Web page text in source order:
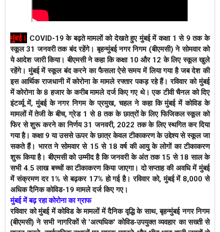
मुंबई। COVID-19 के बढ़ते मामलों को देखते हुए मुंबई में कक्षा 1 से 9 तक के
स्कूल 31 जनवरी तक बंद रहेंगे। बृहन्मुंबई नगर निगम (बीएमसी) ने सोमवार को
ये आदेश जारी किया। बीएमसी ने कहा कि कक्षा 10 और 12 के लिए स्कूल खुले
रहेंगे। मुंबई में स्कूल बंद करने का फैसला ऐसे समय में लिया गया है जब देश की
इस आर्थिक राजधानी में कोरोना के मामले रफ्तार पकड़ रहे हैं। रविवार को मुंबई
में कोरोना के 8 हजार के करीब मामले दर्ज किए गए थे। एक टीवी चैनल को दिए
इंटर्व्यू में, मुंबई के नगर निगम के प्रमुख, चहल ने कहा कि मुंबई में कोविड के
मामलों में तेजी के बीच, ग्रेड 1 से 8 तक के छात्रों के लिए फिजिकल स्कूल को
फिर से शुरू करने का निर्णय 31 जनवरी, 2022 तक के लिए स्थगित कर दिया
गया है। कक्षा 9 या उससे ऊपर के छात्र केवल टीकाकरण के उद्देश्य से स्कूल जा
सकते हैं। भारत ने सोमवार से 15 से 18 वर्ष की आयु के लोगों का टीकाकरण
शुरू किया है।बीएमसी को उम्मीद है कि जनवरी के अंत तक 15 से 18 साल के
सभी 4.5 लाख बच्चों का टीकाकरण किया जाएगा। दो सप्ताह की अवधि में मुंबई
में संक्रमण दर 1% से बढ़कर 17% हो गई है। रविवार को, मुंबई में 8,000 से
अधिक दैनिक कोविड-19 मामले दर्ज किए गए।
मुंबई में बढ़ रहा कोरोना का ग्राफ
रविवार को मुंबई में कोविड के मामलों में दैनिक वृद्धि के साथ, बृहन्मुंबई नगर निगम
(बीएमसी) ने सभी नागरिकों से 'अत्यधिक' कोविड-उपयुक्त व्यवहार का सख्ती से